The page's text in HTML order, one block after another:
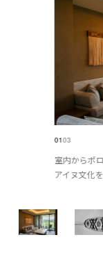
0103
室内からポ
アイヌ文化